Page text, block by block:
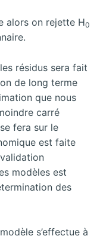
alors on rejette H0
résidus sera fait
de long terme
que nous
carré
fera sur le
est faite
modèles est
des
s’effectue à